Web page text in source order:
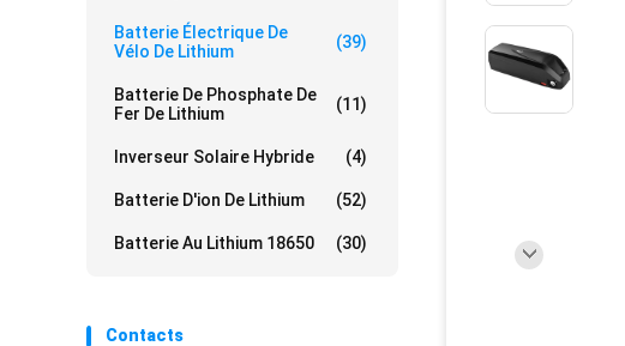
Batterie Électrique De
Vélo De Lithium
(39)
Batterie De Phosphate De
Fer De Lithium
(11)
Inverseur Solaire Hybride (4)
Batterie D'ion De Lithium (52)
Batterie Au Lithium 18650 (30)
Contacts